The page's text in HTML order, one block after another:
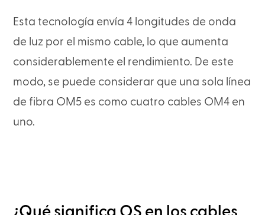
Esta tecnología envía 4 longitudes de onda
de luz por el mismo cable, lo que aumenta
considerablemente el rendimiento. De este
modo, se puede considerar que una sola línea
de fibra OM5 es como cuatro cables OM4 en
uno.
¿Qué significa OS en los cables